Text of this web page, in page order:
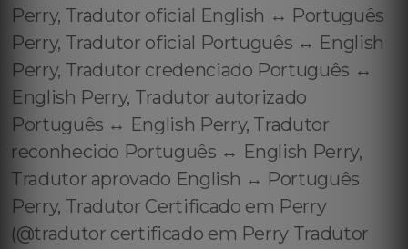
Perry, Tradutor oficial English ↔️ Português
Perry, Tradutor oficial Português ↔️ English
Perry, Tradutor credenciado Português ↔️
English Perry, Tradutor autorizado
Português ↔️ English Perry, Tradutor
reconhecido Português ↔️ English Perry,
Tradutor aprovado English ↔️ Português
Perry, Tradutor Certificado em Perry
(@tradutor certificado em Perry Tradutor